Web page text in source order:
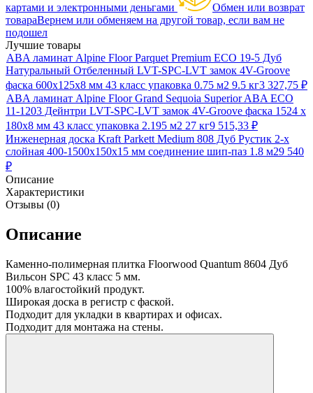
картами и электронными деньгами
Обмен или возврат
товараВернем или обменяем на другой товар, если вам не
подошел
Лучшие товары
ABA ламинат Alpine Floor Parquet Premium ECO 19-5 Дуб
Натуральный Отбеленный LVT-SPC-LVT замок 4V-Groove
фаска 600х125х8 мм 43 класс упаковка 0.75 м2 9.5 кг3 327,75 ₽
ABA ламинат Alpine Floor Grand Sequoia Superior ABA ECO
11-1203 Дейнтри LVT-SPC-LVT замок 4V-Groove фаска 1524 х
180х8 мм 43 класс упаковка 2.195 м2 27 кг9 515,33 ₽
Инженерная доска Kraft Parkett Medium 808 Дуб Рустик 2-х
слойная 400-1500х150х15 мм соединение шип-паз 1.8 м29 540
₽
Описание
Характеристики
Отзывы (0)
Описание
Каменно-полимерная плитка Floorwood Quantum 8604 Дуб
Вильсон SPC 43 класс 5 мм.
100% влагостойкий продукт.
Широкая доска в регистр с фаской.
Подходит для укладки в квартирах и офисах.
Подходит для монтажа на стены.